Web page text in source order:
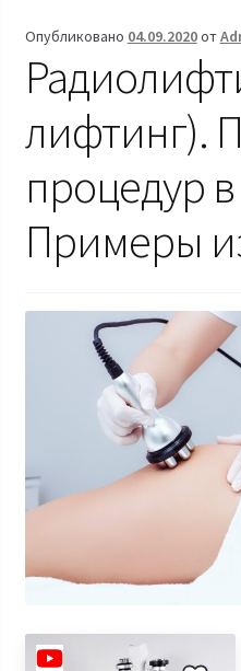
Опубликовано 04.09.2020от
лифтинг).
процедур в
Примеры